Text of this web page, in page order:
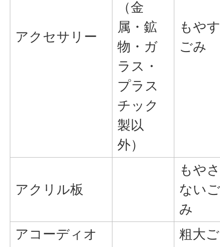
アクセサリー
（金
属・鉱
物・ガ
ラス・
プラス
チック
製以
外）
もやす
ごみ
アクリル板
もやさ
ないご
み
アコーディオ
粗大ご